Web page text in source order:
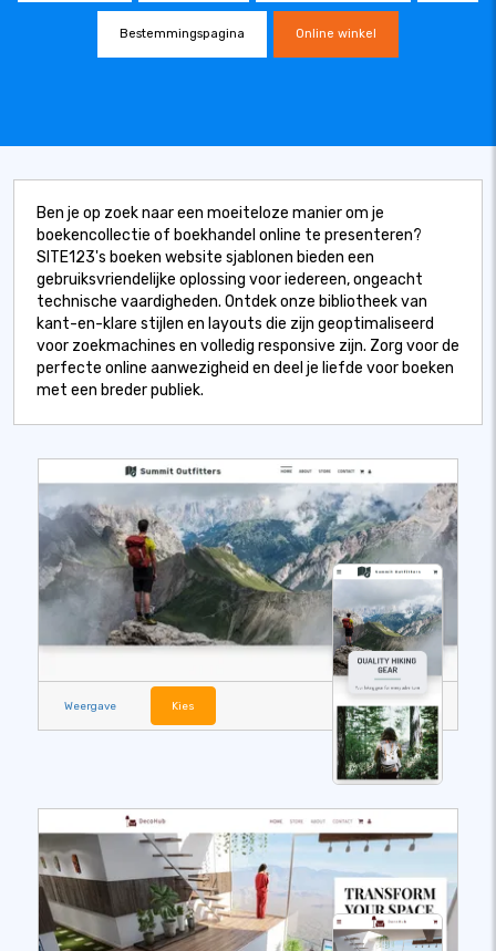
Bestemmingspagina Online winkel
Ben je op zoek naar een moeiteloze manier om je
boekencollectie of boekhandel online te presenteren?
SITE123's boeken website sjablonen bieden een
gebruiksvriendelijke oplossing voor iedereen, ongeacht
technische vaardigheden. Ontdek onze bibliotheek van
kant-en-klare stijlen en layouts die zijn geoptimaliseerd
voor zoekmachines en volledig responsive zijn. Zorg voor de
perfecte online aanwezigheid en deel je liefde voor boeken
met een breder publiek.
Weergave Kies